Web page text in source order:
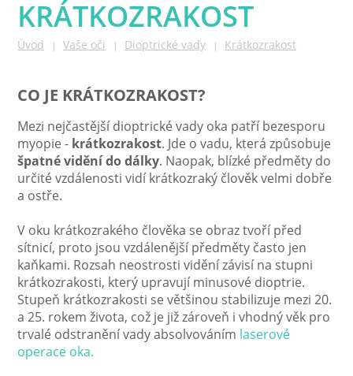
KRÁTKOZRAKOST
Úvod | Vaše oči | Dioptrické vady | Krátkozrakost
CO JE KRÁTKOZRAKOST?
Mezi nejčastější dioptrické vady oka patří bezesporu
myopie - krátkozrakost. Jde o vadu, která způsobuje
špatné vidění do dálky. Naopak, blízké předměty do
určité vzdálenosti vidí krátkozraký člověk velmi dobře
a ostře.
V oku krátkozrakého člověka se obraz tvoří před
sítnicí, proto jsou vzdálenější předměty často jen
kaňkami. Rozsah neostrosti vidění závisí na stupni
krátkozrakosti, který upravují minusové dioptrie.
Stupeň krátkozrakosti se většinou stabilizuje mezi 20.
a 25. rokem života, což je již zároveň i vhodný věk pro
trvalé odstranění vady absolvováním laserové
operace oka.